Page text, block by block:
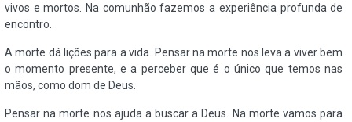
vivos e mortos. Na comunhão fazemos a experiência profunda de
encontro.
A morte dá lições para a vida. Pensar na morte nos leva a viver bem
o momento presente, e a perceber que é o único que temos nas
mãos, como dom de Deus.
Pensar na morte nos ajuda a buscar a Deus. Na morte vamos para